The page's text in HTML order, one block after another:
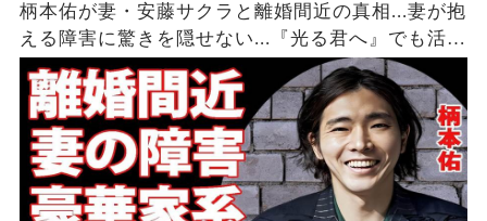
柄本佑が妻・安藤サクラと離婚間近の真相...妻が抱
える障害に驚きを隠せない...『光る君へ』でも活躍
する俳優のヤバすぎる家系に言葉を失う...